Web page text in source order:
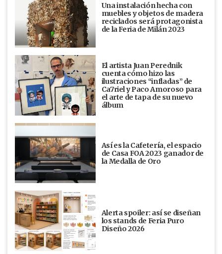
Una instalación hecha con
muebles y objetos de madera
reciclados será protagonista
de la Feria de Milán 2023
El artista Juan Perednik
cuenta cómo hizo las
ilustraciones “infladas” de
Ca7riel y Paco Amoroso para
el arte de tapa de su nuevo
álbum
Así es la Cafetería, el espacio
de Casa FOA 2023 ganador de
la Medalla de Oro
Alerta spoiler: así se diseñan
los stands de Feria Puro
Diseño 2026